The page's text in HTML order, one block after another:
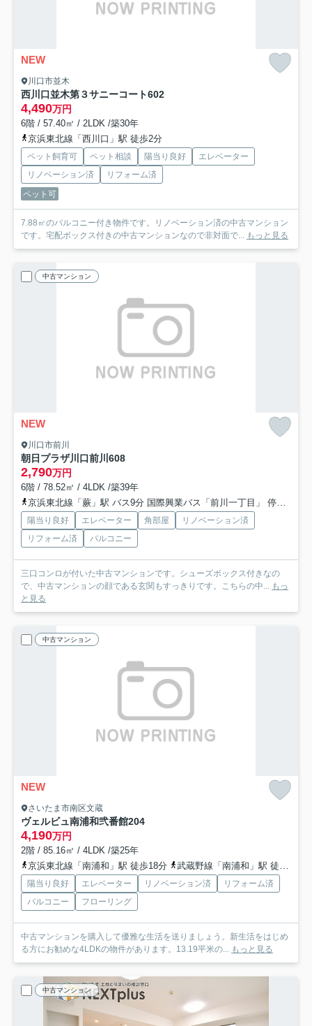
NEW
川口市並木
西川口並木第３サニーコート602
4,490万円
6階 / 57.40㎡ / 2LDK /築30年
京浜東北線「西川口」駅 徒歩2分
ペット飼育可 ペット相談 陽当り良好
エレベーター
リノベーション済
リフォーム済
ペット可
7.88㎡のバルコニー付き物件です。リノベーション済の中古マンション
です。宅配ボックス付きの中古マンションなので非対面で... もっと見る
中古マンション
NEW
川口市前川
朝日プラザ川口前川 608
2,790万円
6階 / 78.52㎡ / 4LDK /築39年
京浜東北線「蕨」駅 バス9分 国際興業バス「前川一丁目」 停歩6分
陽当り良好 エレベーター 角部屋
リノベーション済
リフォーム済
バルコニー
三口コンロが付いた中古マンションです。シューズボックス付きなの
で、中古マンションの顔である玄関もすっきりです。こちらの中... もっ
と見る
中古マンション
NEW
さいたま市南区文蔵
ヴェルビュ南浦和弐番館204
4,190万円
2階 / 85.16㎡ / 4LDK /築25年
京浜東北線「南浦和」駅 徒歩18分
武蔵野線「南浦和」駅 徒歩18分
陽当り良好 エレベーター リノベーション済
リフォーム済
バルコニー
フローリング
中古マンションを購入して優雅な生活を送りましょう。新生活をはじめ
る方にお勧めな4LDKの物件があります。13.19平米の... もっと見る
中古マンション